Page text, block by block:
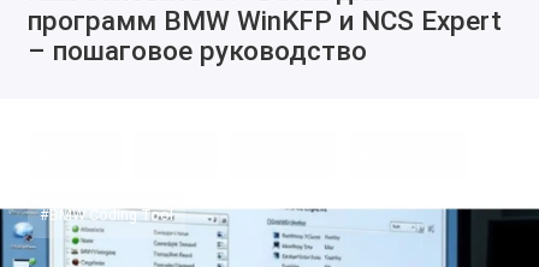
программ BMW WinKFP и NCS Expert
– пошаговое руководство
#BMW Coding Tool